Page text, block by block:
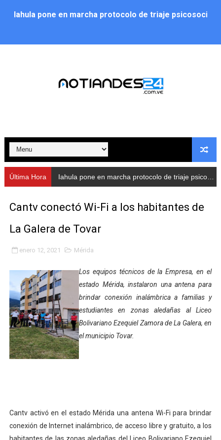
Iahula pone en marcha protocolo de triaje psicosocial
CorpoMérida continúa con ciclos de formación
Balance semestral impulsa inclusión y atención a
Plan Vacacional Comunitario “Ríe 2026” recorre las
Alcaldía del Municipio Libertador realizó una jornada
Fundacite Mérida dicta taller gratuito de electrónica
INN-Mérida celebró el Lacto grado para promover el
Impulsan plan estratégico de seguridad ciudadana
Mérida impulsa desarrollo económico con taller de
Fomficc consolida alianzas e impulsa la economía
Niños de Estudiantes de Mérida sembraron 110
Corposalud y Secretaría Social fortalecen la atención
Expertos inspeccionan espacios del OAN para la
Dictan MasterClass en el marco del Encuentro LAGO
Última Hora Arranca en
Cantv conectó Wi-Fi a los habitantes de
La Galera de Tovar
enero 12, 2021 Mérida
Los equipos técnicos de la Empresa, en el
estado Mérida, instalaron una antena para
brindar conexión inalámbrica a familias y
estudiantes en zonas aledañas al Liceo
Bolivariano Ezequiel Zamora de La Galera, en
el municipio Tovar.
Cantv activó en el estado Mérida una antena Wi-Fi para brindar
conexión de Internet inalámbrico, de acceso libre y gratuito, a los